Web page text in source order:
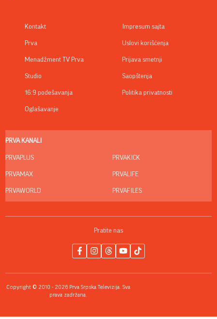
Kontakt
Prva
Menadžment TV Prva
Studio
16:9 podešavanja
Oglašavanje
Impresum sajta
Uslovi korišćenja
Prijava smetnji
Saopštenja
Politika privatnosti
PRVA KANALI
PRVAPLUS
PRVAMAX
PRVAWORLD
PRVAKICK
PRVALIFE
PRVAFILES
Pratite nas
Copyright © 2010 - 2026 Prva Srpska Televizija. Sva
prava zadržana.